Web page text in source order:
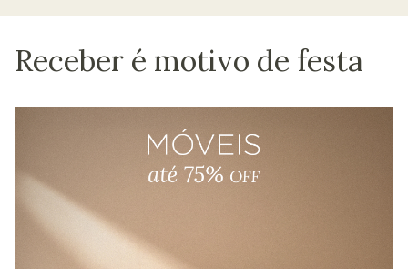
Receber é motivo de festa